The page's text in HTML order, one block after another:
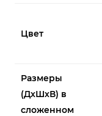
Цвет
Размеры
(ДхШхВ) в
сложенном